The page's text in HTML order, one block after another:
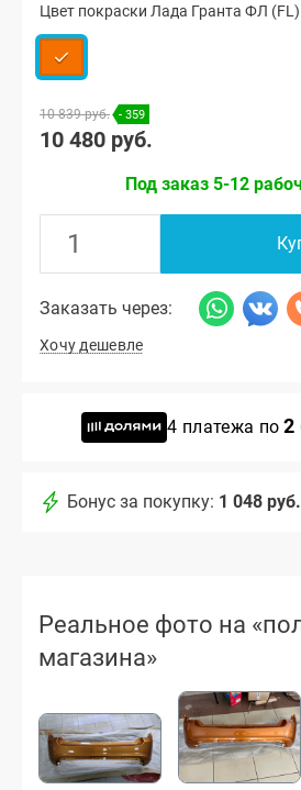
Цвет покраски Лада Гранта ФЛ (FL)
10 839 руб. - 359
10 480 руб.
Под заказ 5-12
Заказать через:
Хочу дешевле
4 платежа по2
Бонус за покупку: 1 048 руб.
Реальное фото на
магазина»